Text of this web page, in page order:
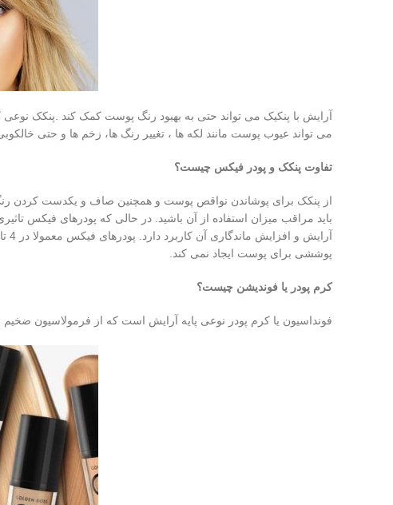
آرایش با پنکیک می تواند حتی به بهبود رنگ پوست کمک کند .پنکک
می ‌تواند عیوب پوست مانند لکه‌ ها ، تغییر رنگ‌ ها، زخم ‌ها و حتی
تفاوت پنکک و پودر فیکس چیست؟
از پنکک برای پوشاندن نواقص پوست و همچنین صاف و یکدست کردن
باید مراقب میزان استفاده از آن باشید. در حالی که پودرهای فیکس
پوششی برای پوست ایجاد نمی کند.
کرم پودر یا فوندیشن چیست؟
فونداسیون یا کرم پودر نوعی پایه آرایش است که از فرمولاسیون